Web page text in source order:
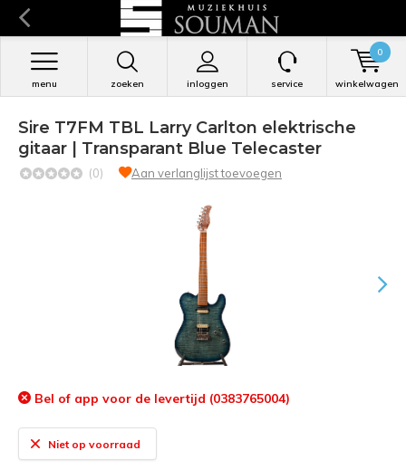
zoeken inloggen
menu service winkelwagen
0
Sire T7FM TBL Larry Carlton elektrische
gitaar | Transparant Blue Telecaster
(0) Aan verlanglijst toevoegen
Bel of app voor de levertijd (0383765004)
Niet op voorraad